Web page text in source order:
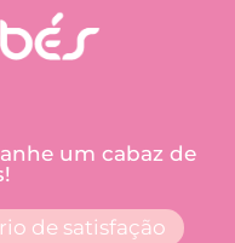
um cabaz de
de satisfação